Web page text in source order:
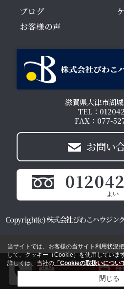
ブログ
お客様の声
滋賀県大津市湖
TEL：
FAX：077-
お問い
Copyright(c) 株式会社びわこハウジン
当サイトでは、お客様の当サイト利用状況
して、クッキー（Cookie）を使用していま
詳しくは、当社の 「Cookieの取扱いについ
閉じる